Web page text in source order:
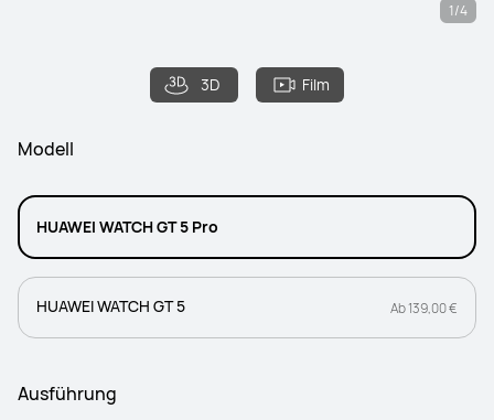
3D Film
1/4
Modell
HUAWEI WATCH GT 5 Pro
HUAWEI WATCH GT 5 Ab 139,00 €
Ausführung